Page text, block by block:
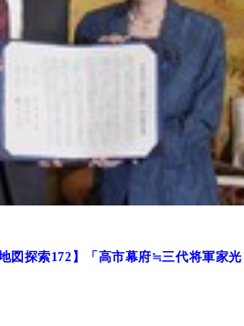
図探索172】「高市幕府≒三代将軍家光